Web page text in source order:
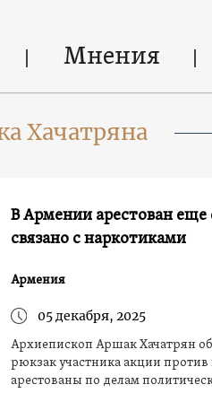
Мнения
Хачатряна
В Армении арестован еще
связано с наркотиками
Армения
05 декабря, 2025
Архиепископ Аршак Хачатрян
рюкзак участника акции
арестованы по делам